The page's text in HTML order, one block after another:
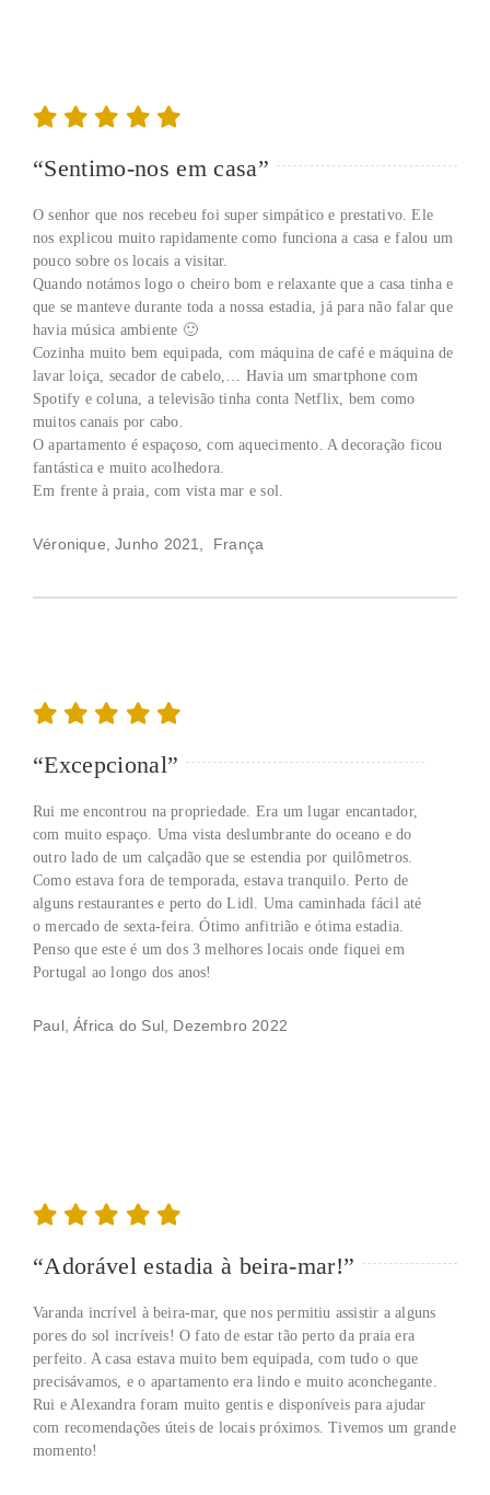
“Sentimo-nos em casa”
O senhor que nos recebeu foi super simpático e prestativo. Ele
nos explicou muito rapidamente como funciona a casa e falou um
pouco sobre os locais a visitar.
Quando notámos logo o cheiro bom e relaxante que a casa tinha e
que se manteve durante toda a nossa estadia, já para não falar que
havia música ambiente 🙂
Cozinha muito bem equipada, com máquina de café e máquina de
lavar loiça, secador de cabelo,… Havia um smartphone com
Spotify e coluna, a televisão tinha conta Netflix, bem como
muitos canais por cabo.
O apartamento é espaçoso, com aquecimento. A decoração ficou
fantástica e muito acolhedora.
Em frente à praia, com vista mar e sol.
Véronique, Junho 2021, França
“Excepcional”
Rui me encontrou na propriedade. Era um lugar encantador,
com muito espaço. Uma vista deslumbrante do oceano e do
outro lado de um calçadão que se estendia por quilômetros.
Como estava fora de temporada, estava tranquilo. Perto de
alguns restaurantes e perto do Lidl. Uma caminhada fácil até
o mercado de sexta-feira. Ótimo anfitrião e ótima estadia.
Penso que este é um dos 3 melhores locais onde fiquei em
Portugal ao longo dos anos!
Paul, África do Sul, Dezembro 2022
“Adorável estadia à beira-mar!”
Varanda incrível à beira-mar, que nos permitiu assistir a alguns
pores do sol incríveis! O fato de estar tão perto da praia era
perfeito. A casa estava muito bem equipada, com tudo o que
precisávamos, e o apartamento era lindo e muito aconchegante.
Rui e Alexandra foram muito gentis e disponíveis para ajudar
com recomendações úteis de locais próximos. Tivemos um grande
momento!